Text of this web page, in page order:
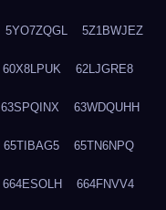
5YO7ZQGL 5Z1BWJEZ
60X8LPUK 62LJGRE8
63SPQINX 63WDQUHH
65TIBAG5 65TN6NPQ
664ESOLH 664FNVV4